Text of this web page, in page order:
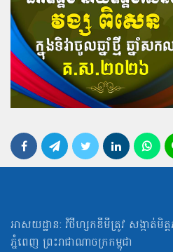
អាសយដ្ឋាន: វិថីហ្សកឌីមីត្រូវ សង្កាត់មិត្
ភ្នំពេញ ព្រះរាជាណាចក្រកម្ពុជា